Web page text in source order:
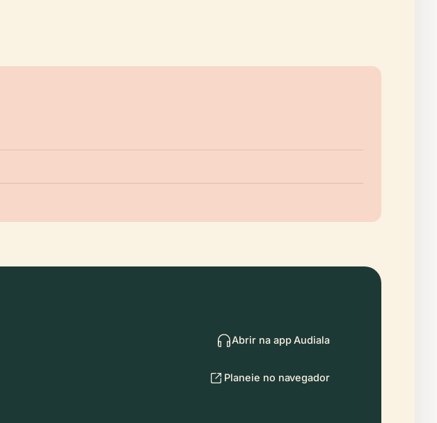
Abrir na app Audiala
Planeie no navegador